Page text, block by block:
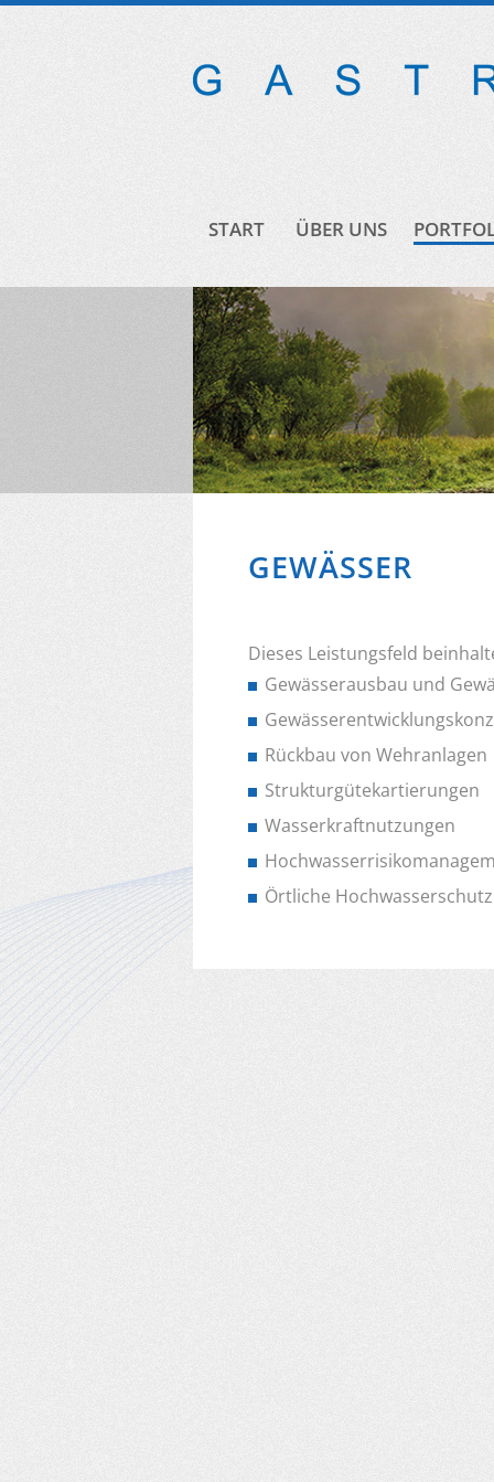
START ÜBER UNS
GEWÄSSER
Dieses Leistungsfeld
Gewässerausbau und
Rückbau von Wehranlagen
Strukturgütekartierungen
Wasserkraftnutzungen
Örtliche